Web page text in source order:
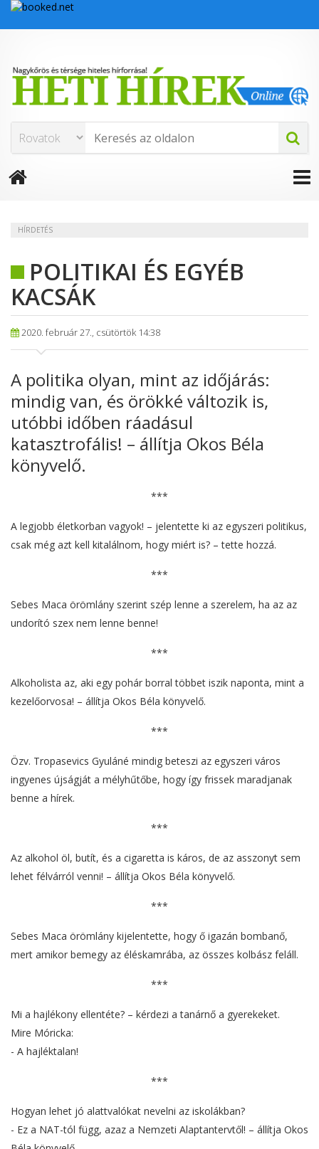
HÍRDETÉS
POLITIKAI ÉS EGYÉB
KACSÁK
2020. február 27., csütörtök 14:38
A politika olyan, mint az időjárás:
mindig van, és örökké változik is,
utóbbi időben ráadásul
katasztrofális! – állítja Okos Béla
könyvelő.
***
A legjobb életkorban vagyok! – jelentette ki az egyszeri politikus,
csak még azt kell kitalálnom, hogy miért is? – tette hozzá.
***
Sebes Maca örömlány szerint szép lenne a szerelem, ha az az
undorító szex nem lenne benne!
***
Alkoholista az, aki egy pohár borral többet iszik naponta, mint a
kezelőorvosa! – állítja Okos Béla könyvelő.
***
Özv. Tropasevics Gyuláné mindig beteszi az egyszeri város
ingyenes újságját a mélyhűtőbe, hogy így frissek maradjanak
benne a hírek.
***
Az alkohol öl, butít, és a cigaretta is káros, de az asszonyt sem
lehet félvárról venni! – állítja Okos Béla könyvelő.
***
Sebes Maca örömlány kijelentette, hogy ő igazán bombanő,
mert amikor bemegy az éléskamrába, az összes kolbász feláll.
***
Mi a hajlékony ellentéte? – kérdezi a tanárnő a gyerekeket.
Mire Móricka:
- A hajléktalan!
***
Hogyan lehet jó alattvalókat nevelni az iskolákban?
- Ez a NAT-tól függ, azaz a Nemzeti Alaptantervtől! – állítja Okos